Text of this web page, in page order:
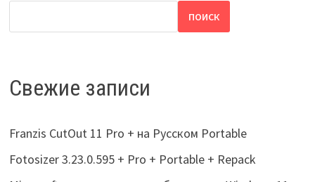
ПОИСК
Свежие записи
Franzis CutOut 11 Pro + на Русском Portable
Fotosizer 3.23.0.595 + Pro + Portable + Repack